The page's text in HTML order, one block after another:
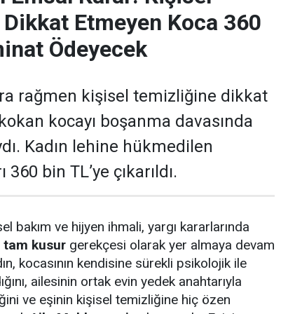
Etmeyen Koca 360
Ödeyecek
rağmen kişisel temizliğine dikkat
kocayı boşanma davasında
Kadın lehine hükmedilen
bin TL’ye çıkarıldı.
bakım ve hijyen ihmali, yargı kararlarında
tam kusur gerekçesi olarak yer almaya devam
kocasının kendisine sürekli psikolojik ile
ailesinin ortak evin yedek anahtarıyla
ve eşinin kişisel temizliğine hiç özen